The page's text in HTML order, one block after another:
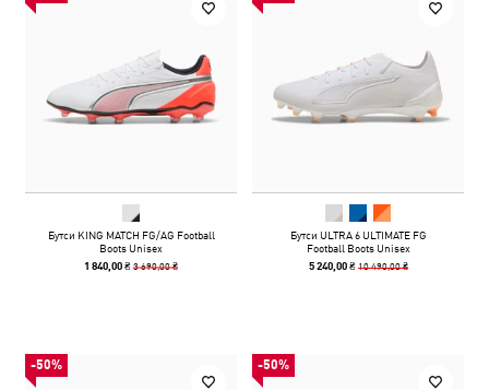
Бутси KING MATCH FG/AG Football
Boots Unisex
1 840,00 ₴3 690,00 ₴
Бутси ULTRA 6 ULTIMATE FG
Football Boots Unisex
5 240,00 ₴ 10 490,00 ₴
-50% -50%